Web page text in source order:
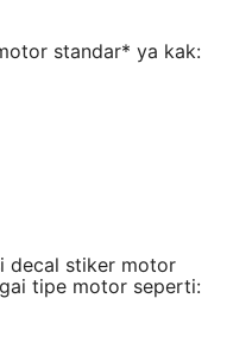
standar* ya kak:
decal stiker motor
tipe motor seperti: